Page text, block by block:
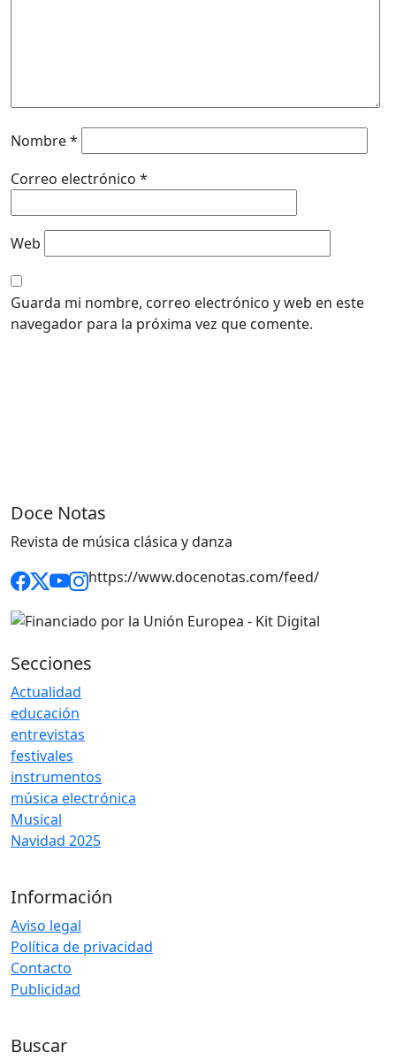
Nombre*
Correo electrónico *
Web
Guarda mi nombre, correo electrónico y web en este
navegador para la próxima vez que comente.
Doce Notas
Revista de música clásica y danza
https://www.docenotas.com/feed/
Secciones
Actualidad
educación
entrevistas
festivales
instrumentos
música electrónica
Musical
Navidad 2025
Información
Aviso legal
Política de privacidad
Contacto
Publicidad
Buscar